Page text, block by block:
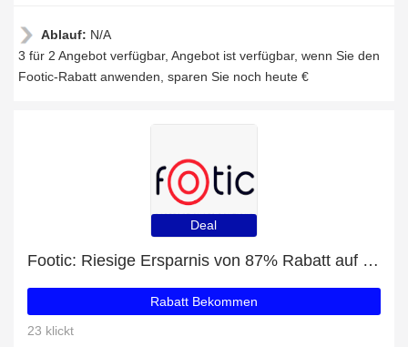
Ablauf: N/A
3 für 2 Angebot verfügbar, Angebot ist verfügbar, wenn Sie den
Footic-Rabatt anwenden, sparen Sie noch heute €
Deal
Footic: Riesige Ersparnis von 87% Rabatt auf die gesamte Seite
Rabatt Bekommen
23 klickt